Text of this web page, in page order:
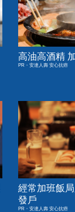
高油高酒精
PR・安達人壽 安心抗癌
經常加班飯
發戶
PR・安達人壽 安心抗癌